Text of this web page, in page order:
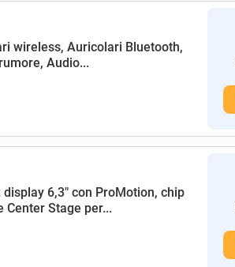
wireless, Auricolari Bluetooth,
Audio...
6,3" con ProMotion, chip
Stage per...